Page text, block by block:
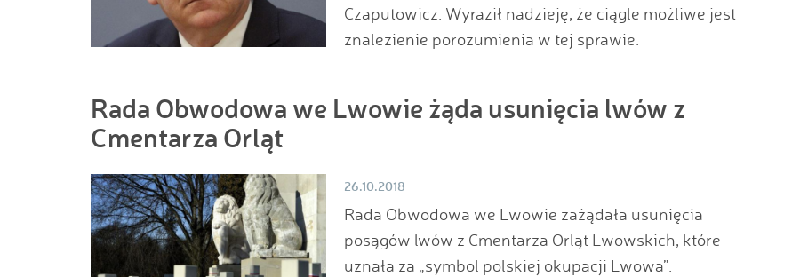
Czaputowicz. Wyraził nadzieję, że ciągle możliwe jest
znalezienie porozumienia w tej sprawie.
Rada Obwodowa we Lwowie żąda usunięcia lwów z
Cmentarza Orląt
26.10.2018
Rada Obwodowa we Lwowie zażądała usunięcia
posągów lwów z Cmentarza Orląt Lwowskich, które
uznała za „symbol polskiej okupacji Lwowa”.